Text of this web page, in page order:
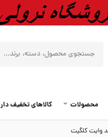
محصولات کالاهای تخفیف دار
وایت کلگیت